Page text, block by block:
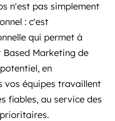
n'est pas simplement
: c'est
qui permet à
Marketing de
en
vos équipes travaillent
fiables, au service des